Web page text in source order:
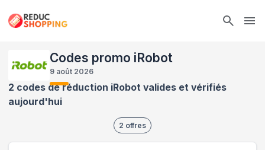
Codes promo iRobot
9 août 2026
2 codes de réduction iRobot valides et vérifiés
aujourd'hui
2 offres